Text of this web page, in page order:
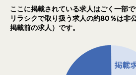
ここに掲載されている求人はごく一部で
リラシクで取り扱う求人の約80％は非
掲載前の求人）です。